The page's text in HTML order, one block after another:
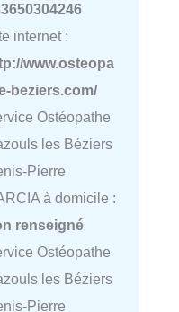
internet :
www.osteopa
beziers.com/
Ostéopathe
les Béziers
Pierre
à domicile :
renseigné
Ostéopathe
les Béziers
Pierre